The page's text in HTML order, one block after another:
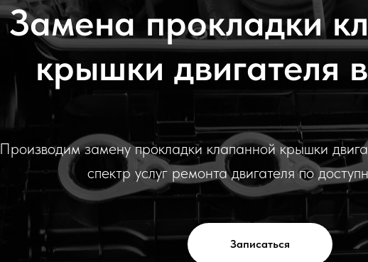
Замена прокладки
крышки двигателя
Производим замену прокладки клапанной крышки
спектр услуг ремонта двигателя по
Записаться